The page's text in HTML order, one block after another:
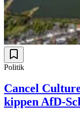
Politik
Cancel
kippen AfD-